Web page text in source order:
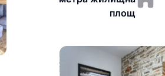
площ